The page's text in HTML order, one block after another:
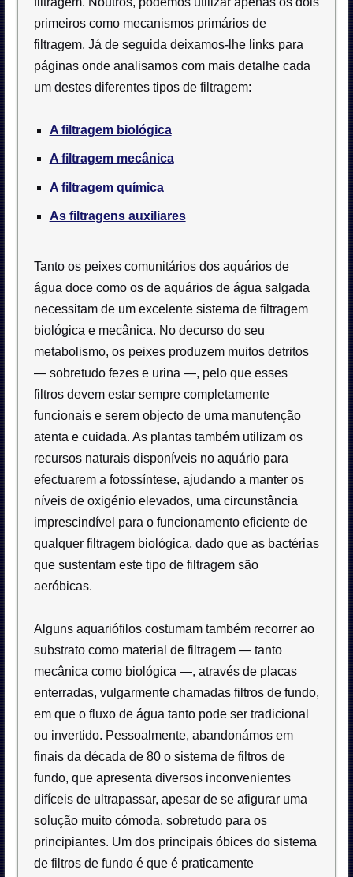
primeiros como mecanismos primários de
filtragem. Já de seguida deixamos-lhe links para
páginas onde analisamos com mais detalhe cada
um destes diferentes tipos de filtragem:
A filtragem biológica
A filtragem mecânica
A filtragem química
As filtragens auxiliares
Tanto os peixes comunitários dos aquários de
água doce como os de aquários de água salgada
necessitam de um excelente sistema de filtragem
biológica e mecânica. No decurso do seu
metabolismo, os peixes produzem muitos detritos
— sobretudo fezes e urina —, pelo que esses
filtros devem estar sempre completamente
funcionais e serem objecto de uma manutenção
atenta e cuidada. As plantas também utilizam os
recursos naturais disponíveis no aquário para
efectuarem a fotossíntese, ajudando a manter os
níveis de oxigénio elevados, uma circunstância
imprescindível para o funcionamento eficiente de
qualquer filtragem biológica, dado que as bactérias
que sustentam este tipo de filtragem são
aeróbicas.
Alguns aquariófilos costumam também recorrer ao
substrato como material de filtragem — tanto
mecânica como biológica —, através de placas
enterradas, vulgarmente chamadas filtros de fundo,
em que o fluxo de água tanto pode ser tradicional
ou invertido. Pessoalmente, abandonámos em
finais da década de 80 o sistema de filtros de
fundo, que apresenta diversos inconvenientes
difíceis de ultrapassar, apesar de se afigurar uma
solução muito cómoda, sobretudo para os
principiantes. Um dos principais óbices do sistema
de filtros de fundo é que é praticamente